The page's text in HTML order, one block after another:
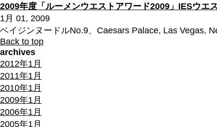
2009年度「ルーメンウエストアワード2009」IESウエ
1月 01, 2009
ベイジンヌードルNo.9、Caesars Palace, Las Vegas,
Back to top
archives
2012年1月
2011年1月
2010年1月
2009年1月
2006年1月
2005年1月